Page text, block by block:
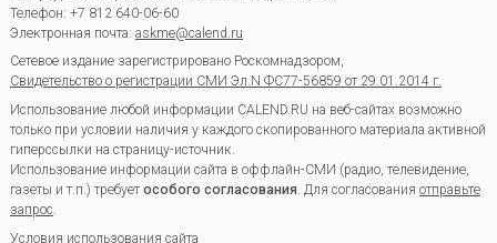
Телефон: +7 812 640-06-60
Электронная почта: askme@calend.ru
Сетевое издание зарегистрировано Роскомнадзором,
Свидетельство о регистрации СМИ Эл.N ФС77-56859 от 29.01.2014 г.
Использование любой информации CALEND.RU на веб-сайтах возможно
только при условии наличия у каждого скопированного материала активной
гиперссылки на страницу-источник.
Использование информации сайта в оффлайн-СМИ (радио, телевидение,
газеты и т.п.) требуетособого согласования. Для согласования отправьте
запрос.
Условия использования сайта